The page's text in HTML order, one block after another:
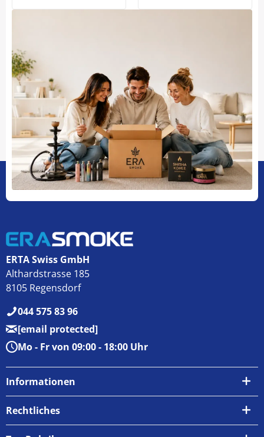
ERTA Swiss GmbH
Althardstrasse 185
8105 Regensdorf
044 575 83 96
[email protected]
Mo - Fr von 09:00 - 18:00 Uhr
Informationen
Über uns
Rechtliches